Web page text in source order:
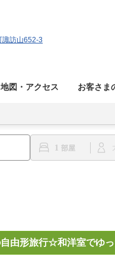
諏訪山652-3
地図・アクセス お客さま
1
由形旅行☆和洋室でゆ